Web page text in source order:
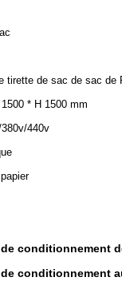
tirette de sac de sac de
* H 1500 mm
440v
conditionnement
conditionnement